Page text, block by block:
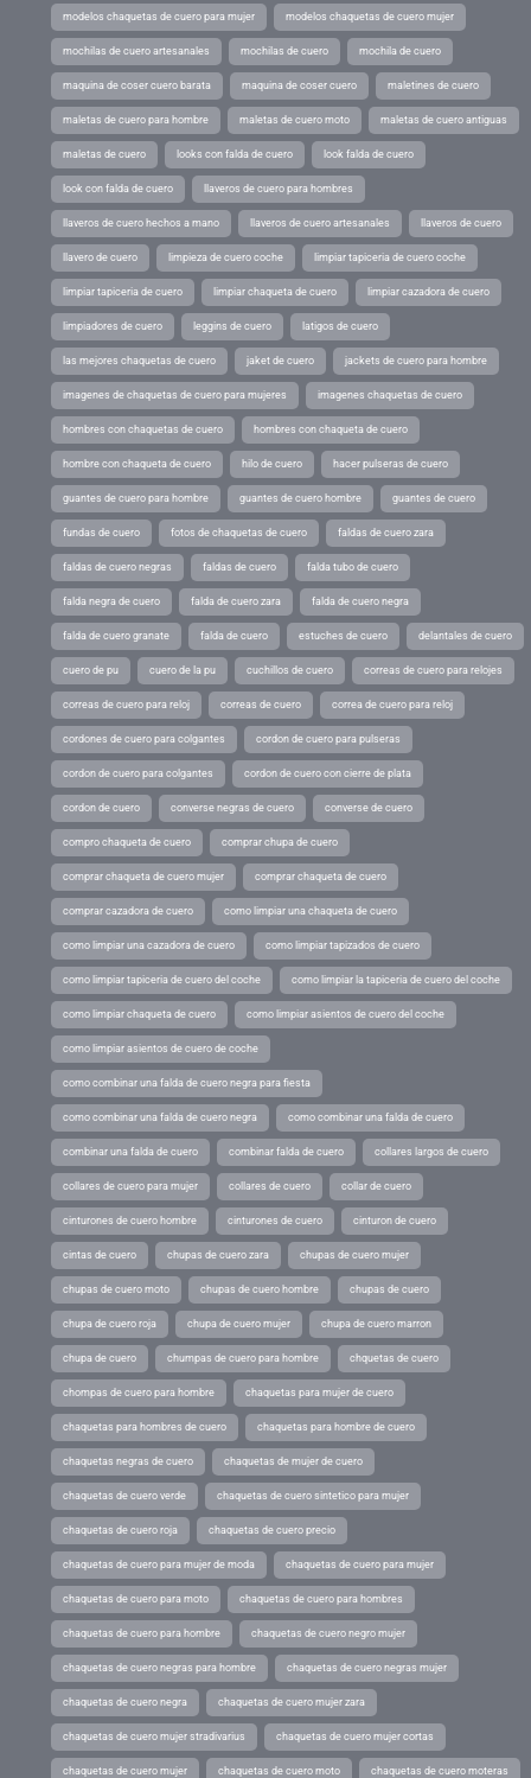
modelos chaquetas de cuero para mujer modelos chaquetas de cuero mujer
mochilas de cuero artesanales mochilas de cuero mochila de cuero
maquina de coser cuero barata maquina de coser cuero maletines de cuero
maletas de cuero para hombre maletas de cuero moto maletas de cuero antiguas
maletas de cuero looks con falda de cuero look falda de cuero
look con falda de cuero llaveros de cuero para hombres
llaveros de cuero hechos a mano llaveros de cuero artesanales llaveros de cuero
llavero de cuero limpieza de cuero coche limpiar tapiceria de cuero coche
limpiar tapiceria de cuero limpiar chaqueta de cuero limpiar cazadora de cuero
limpiadores de cuero leggins de cuero latigos de cuero
las mejores chaquetas de cuero jaket de cuero jackets de cuero para hombre
imagenes de chaquetas de cuero para mujeres imagenes chaquetas de cuero
hombres con chaquetas de cuero hombres con chaqueta de cuero
hombre con chaqueta de cuero hilo de cuero hacer pulseras de cuero
guantes de cuero para hombre guantes de cuero hombre guantes de cuero
fundas de cuero fotos de chaquetas de cuero faldas de cuero zara
faldas de cuero negras faldas de cuero falda tubo de cuero
falda negra de cuero falda de cuero zara falda de cuero negra
falda de cuero granate falda de cuero estuches de cuero delantales de cuero
cuero de pu cuero de la pu cuchillos de cuero correas de cuero para relojes
correas de cuero para reloj correas de cuero correa de cuero para reloj
cordones de cuero para colgantes cordon de cuero para pulseras
cordon de cuero para colgantes cordon de cuero con cierre de plata
cordon de cuero converse negras de cuero converse de cuero
compro chaqueta de cuero comprar chupa de cuero
comprar chaqueta de cuero mujer comprar chaqueta de cuero
comprar cazadora de cuero como limpiar una chaqueta de cuero
como limpiar una cazadora de cuero como limpiar tapizados de cuero
como limpiar tapiceria de cuero del coche como limpiar la tapiceria de cuero del coche
como limpiar chaqueta de cuero como limpiar asientos de cuero del coche
como limpiar asientos de cuero de coche
como combinar una falda de cuero negra para fiesta
como combinar una falda de cuero negra como combinar una falda de cuero
combinar una falda de cuero combinar falda de cuero collares largos de cuero
collares de cuero para mujer collares de cuero collar de cuero
cinturones de cuero hombre cinturones de cuero cinturon de cuero
cintas de cuero chupas de cuero zara chupas de cuero mujer
chupas de cuero moto chupas de cuero hombre chupas de cuero
chupa de cuero roja chupa de cuero mujer chupa de cuero marron
chupa de cuero chumpas de cuero para hombre chquetas de cuero
chompas de cuero para hombre chaquetas para mujer de cuero
chaquetas para hombres de cuero chaquetas para hombre de cuero
chaquetas negras de cuero chaquetas de mujer de cuero
chaquetas de cuero verde chaquetas de cuero sintetico para mujer
chaquetas de cuero roja chaquetas de cuero precio
chaquetas de cuero para mujer de moda chaquetas de cuero para mujer
chaquetas de cuero para moto chaquetas de cuero para hombres
chaquetas de cuero para hombre chaquetas de cuero negro mujer
chaquetas de cuero negras para hombre chaquetas de cuero negras mujer
chaquetas de cuero negra chaquetas de cuero mujer zara
chaquetas de cuero mujer stradivarius chaquetas de cuero mujer cortas
chaquetas de cuero mujer chaquetas de cuero moto chaquetas de cuero moteras